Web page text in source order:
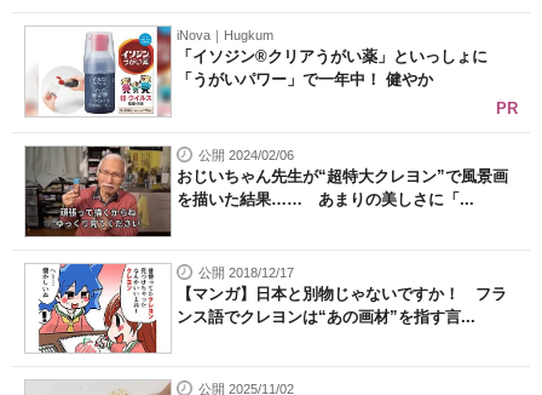
iNova｜Hugkum
「イソジン®クリアうがい薬」といっしょに
「うがいパワー」で一年中！ 健やか
PR
公開 2024/02/06
おじいちゃん先生が“超特大クレヨン”で風景画
を描いた結果…… あまりの美しさに「...
公開 2018/12/17
【マンガ】日本と別物じゃないですか！ フラ
ンス語でクレヨンは“あの画材”を指す言...
公開 2025/11/02